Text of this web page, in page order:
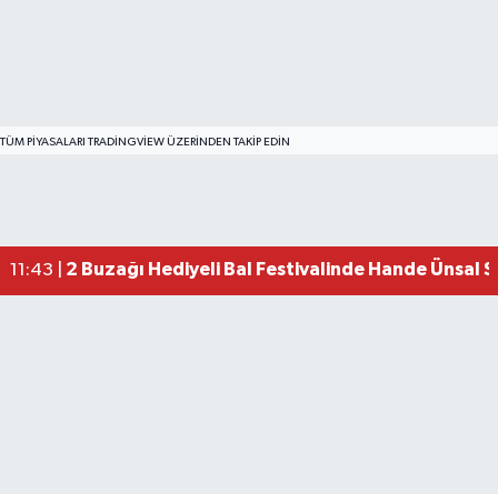
TÜM PIYASALARI TRADINGVIEW ÜZERINDEN TAKIP EDIN
11:43 | 2 Buzağı Hediyeli Bal Festivalinde Hande Ünsal